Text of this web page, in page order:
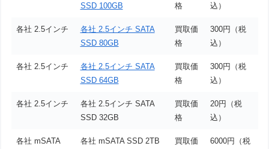
SSD 100GB
格
込）
各社 2.5インチ
各社 2.5インチ SATA
SSD 80GB
買取価
格
300円（税
込）
各社 2.5インチ
各社 2.5インチ SATA
SSD 64GB
買取価
格
300円（税
込）
各社 2.5インチ
各社 2.5インチ SATA
SSD 32GB
買取価
格
20円（税
込）
各社 mSATA 各社 mSATA SSD 2TB
買取価
6000円（税